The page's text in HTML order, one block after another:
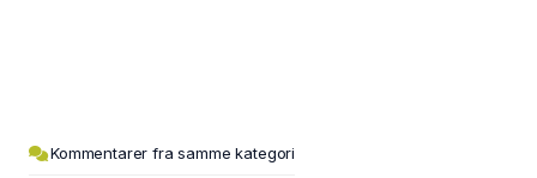
Kommentarer fra samme kategori